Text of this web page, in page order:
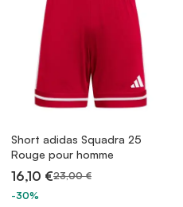
Short adidas Squadra 25
Rouge pour homme
16,10 €23,00 €
-30%